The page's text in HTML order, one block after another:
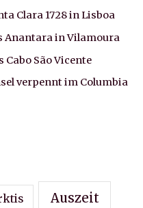
Clara 1728 in Lisboa
Anantara in Vilamoura
São Vicente
verpennt im Columbia
Auszeit